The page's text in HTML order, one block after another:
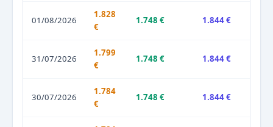
01/08/2026
1.828
€
1.748 € 1.844 €
31/07/2026
1.799
€
1.748 € 1.844 €
30/07/2026
1.784
€
1.748 € 1.844 €